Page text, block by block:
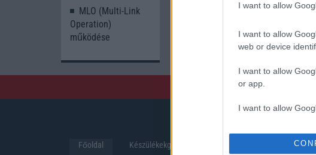
I want to allow
I want to allow
web or device
I want to allow
or app.
I want to allow
I want to allow
authentication
MLO (Multi-Link
Operation)
működése
Főoldal Készülékekguru Telefon Árak